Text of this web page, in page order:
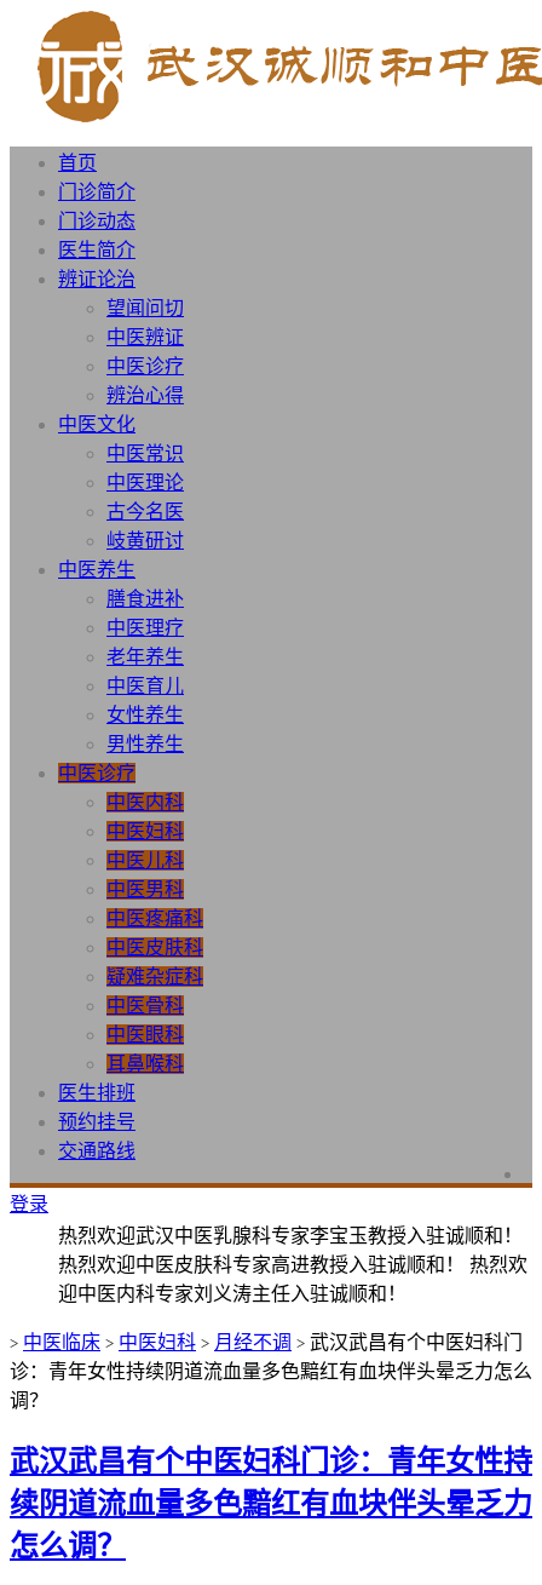
首页
门诊简介
门诊动态
医生简介
辨证论治
望闻问切
中医辨证
中医诊疗
辨治心得
中医文化
中医常识
中医理论
古今名医
岐黄研讨
中医养生
膳食进补
中医理疗
老年养生
中医育儿
女性养生
男性养生
中医诊疗
中医内科
中医妇科
中医儿科
中医男科
中医疼痛科
中医皮肤科
疑难杂症科
中医骨科
中医眼科
耳鼻喉科
医生排班
预约挂号
交通路线
登录
热烈欢迎武汉中医乳腺科专家李宝玉教授入驻诚顺和！
热烈欢迎中医皮肤科专家高进教授入驻诚顺和！ 热烈欢
迎中医内科专家刘义涛主任入驻诚顺和！
> 中医临床 > 中医妇科 > 月经不调 > 武汉武昌有个中医妇科门
诊：青年女性持续阴道流血量多色黯红有血块伴头晕乏力怎么
调？
武汉武昌有个中医妇科门诊：青年女性持
续阴道流血量多色黯红有血块伴头晕乏力
怎么调？